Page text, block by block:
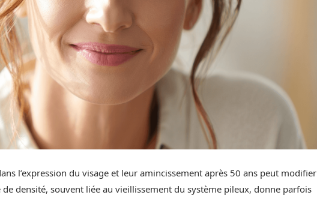
l’expression du visage et leur amincissement après 50 ans peut modifier
densité, souvent liée au vieillissement du système pileux, donne parfois